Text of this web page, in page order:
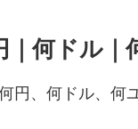
何ドル｜
円、何ドル、何